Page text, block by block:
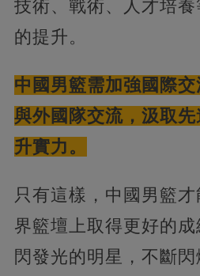
技術、戰術、人才培
的提升。
中國男籃需加強國際
與外國隊交流，汲取
升實力。
只有這樣，中國男籃
界籃壇上取得更好的
閃發光的明星，不斷